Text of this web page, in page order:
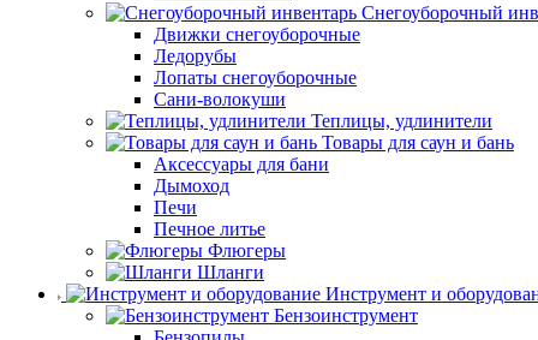
Снегоуборочный
Движки снегоуборочные
Ледорубы
Лопаты снегоуборочные
Сани-волокуши
Теплицы, удлинители
Товары для саун и бань
Аксессуары для бани
Дымоход
Печи
Печное литье
Флюгеры
Шланги
Инструмент и
Бензоинструмент